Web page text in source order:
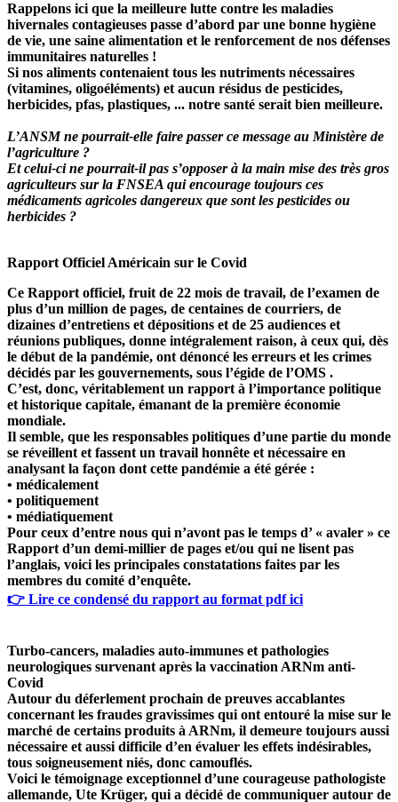
Rappelons ici que la meilleure lutte contre les maladies
hivernales contagieuses passe d’abord par une bonne hygiène
de vie, une saine alimentation et le renforcement de nos défenses
immunitaires naturelles !
Si nos aliments contenaient tous les nutriments nécessaires
(vitamines, oligoéléments) et aucun résidus de pesticides,
herbicides, pfas, plastiques, ... notre santé serait bien meilleure.
L’ANSM ne pourrait-elle faire passer ce message au Ministère de
l’agriculture ?
Et celui-ci ne pourrait-il pas s’opposer à la main mise des très gros
agriculteurs sur la FNSEA qui encourage toujours ces
médicaments agricoles dangereux que sont les pesticides ou
herbicides ?
Rapport Officiel Américain sur le Covid
Ce Rapport officiel, fruit de 22 mois de travail, de l’examen de
plus d’un million de pages, de centaines de courriers, de
dizaines d’entretiens et dépositions et de 25 audiences et
réunions publiques, donne intégralement raison, à ceux qui, dès
le début de la pandémie, ont dénoncé les erreurs et les crimes
décidés par les gouvernements, sous l’égide de l’OMS .
C’est, donc, véritablement un rapport à l’importance politique
et historique capitale, émanant de la première économie
mondiale.
Il semble, que les responsables politiques d’une partie du monde
se réveillent et fassent un travail honnête et nécessaire en
analysant la façon dont cette pandémie a été gérée :
• médicalement
• politiquement
• médiatiquement
Pour ceux d’entre nous qui n’avont pas le temps d’ « avaler » ce
Rapport d’un demi-millier de pages et/ou qui ne lisent pas
l’anglais, voici les principales constatations faites par les
membres du comité d’enquête.
👉 Lire ce condensé du rapport au format pdf ici
Turbo-cancers, maladies auto-immunes et pathologies
neurologiques survenant après la vaccination ARNm anti-
Covid
Autour du déferlement prochain de preuves accablantes
concernant les fraudes gravissimes qui ont entouré la mise sur le
marché de certains produits à ARNm, il demeure toujours aussi
nécessaire et aussi difficile d’en évaluer les effets indésirables,
tous soigneusement niés, donc camouflés.
Voici le témoignage exceptionnel d’une courageuse pathologiste
allemande, Ute Krüger, qui a décidé de communiquer autour de